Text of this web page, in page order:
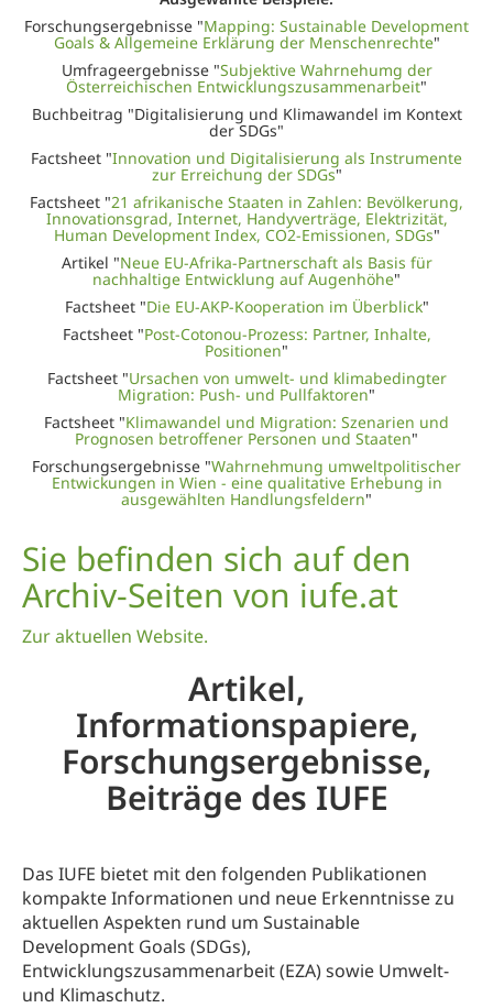
Forschungsergebnisse "Mapping: Sustainable Development
Goals & Allgemeine Erklärung der Menschenrechte"
Umfrageergebnisse "Subjektive Wahrnehumg der
Österreichischen Entwicklungszusammenarbeit"
Buchbeitrag "Digitalisierung und Klimawandel im Kontext
der SDGs"
Factsheet "Innovation und Digitalisierung als Instrumente
zur Erreichung der SDGs"
Factsheet "21 afrikanische Staaten in Zahlen: Bevölkerung,
Innovationsgrad, Internet, Handyverträge, Elektrizität,
Human Development Index, CO2-Emissionen, SDGs"
Artikel "Neue EU-Afrika-Partnerschaft als Basis für
nachhaltige Entwicklung auf Augenhöhe"
Factsheet "Die EU-AKP-Kooperation im Überblick"
Factsheet "Post-Cotonou-Prozess: Partner, Inhalte,
Positionen"
Factsheet "Ursachen von umwelt- und klimabedingter
Migration: Push- und Pullfaktoren"
Factsheet "Klimawandel und Migration: Szenarien und
Prognosen betroffener Personen und Staaten"
Forschungsergebnisse "Wahrnehmung umweltpolitischer
Entwickungen in Wien - eine qualitative Erhebung in
ausgewählten Handlungsfeldern"
Sie befinden sich auf den
Archiv-Seiten von iufe.at
Zur aktuellen Website.
Artikel,
Informationspapiere,
Forschungsergebnisse,
Beiträge des IUFE
Das IUFE bietet mit den folgenden Publikationen
kompakte Informationen und neue Erkenntnisse zu
aktuellen Aspekten rund um Sustainable
Development Goals (SDGs),
Entwicklungszusammenarbeit (EZA) sowie Umwelt-
und Klimaschutz.